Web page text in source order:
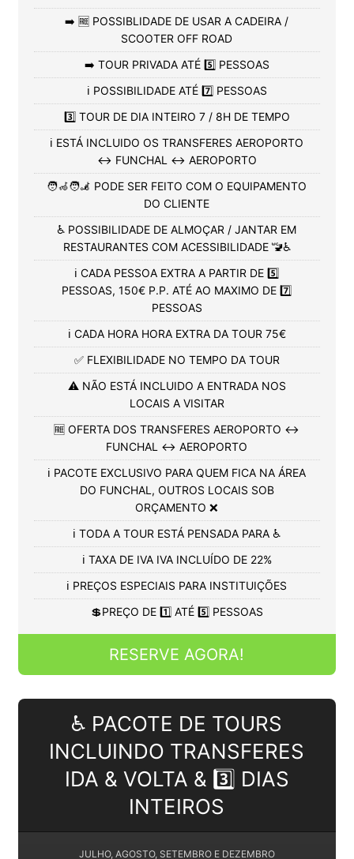
➡️ 🆓 POSSIBLIDADE DE USAR A CADEIRA /
SCOOTER OFF ROAD
➡️ TOUR PRIVADA ATÉ 5️⃣ PESSOAS
ℹ️ POSSIBILIDADE ATÉ 7️⃣ PESSOAS
3️⃣ TOUR DE DIA INTEIRO 7 / 8H DE TEMPO
ℹ️ ESTÁ INCLUIDO OS TRANSFERES AEROPORTO
↔️ FUNCHAL ↔️ AEROPORTO
🧑‍🦽🧑‍🦼 PODE SER FEITO COM O EQUIPAMENTO
DO CLIENTE
♿ POSSIBILIDADE DE ALMOÇAR / JANTAR EM
RESTAURANTES COM ACESSIBILIDADE 🚾♿
ℹ️ CADA PESSOA EXTRA A PARTIR DE 5️⃣
PESSOAS, 150€ P.P. ATÉ AO MAXIMO DE 7️⃣
PESSOAS
ℹ️ CADA HORA HORA EXTRA DA TOUR 75€
✅ FLEXIBILIDADE NO TEMPO DA TOUR
⚠️ NÃO ESTÁ INCLUIDO A ENTRADA NOS
LOCAIS A VISITAR
🆓 OFERTA DOS TRANSFERES AEROPORTO ↔️
FUNCHAL ↔️ AEROPORTO
ℹ️ PACOTE EXCLUSIVO PARA QUEM FICA NA ÁREA
DO FUNCHAL, OUTROS LOCAIS SOB
ORÇAMENTO ❌
ℹ️ TODA A TOUR ESTÁ PENSADA PARA ♿
ℹ️ TAXA DE IVA IVA INCLUÍDO DE 22%
ℹ️ PREÇOS ESPECIAIS PARA INSTITUIÇÕES
💲PREÇO DE 1️⃣ ATÉ 5️⃣ PESSOAS
RESERVE AGORA!
♿ PACOTE DE TOURS
INCLUINDO TRANSFERES
IDA & VOLTA & 3️⃣ DIAS
INTEIROS
JULHO, AGOSTO, SETEMBRO E DEZEMBRO